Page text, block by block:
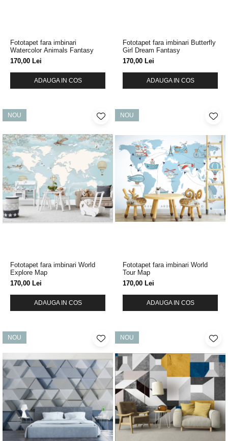
Fototapet fara imbinari
Watercolor Animals Fantasy
170,00 Lei
ADAUGA IN COS
Fototapet fara imbinari Butterfly
Girl Dream Fantasy
170,00 Lei
ADAUGA IN COS
NOU
Fototapet fara imbinari World
Explore Map
170,00 Lei
ADAUGA IN COS
NOU
Fototapet fara imbinari World
Tour Map
170,00 Lei
ADAUGA IN COS
NOU NOU